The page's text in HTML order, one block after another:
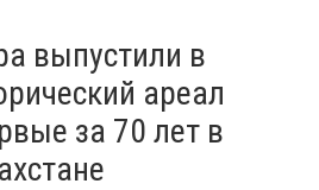
выпустили в
ареал
за 70 лет в